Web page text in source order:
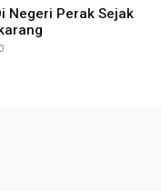
Negeri Perak Sejak